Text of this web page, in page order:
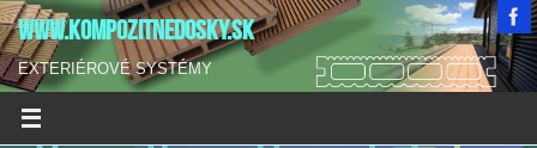
WWW.KOMPOZITNEDOSKY.SK
EXTERIÉROVÉ SYSTÉMY